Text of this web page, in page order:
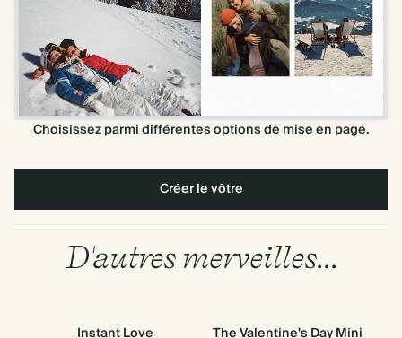
Choisissez parmi différentes options de mise en page.
Créer le vôtre
D'autres merveilles...
Instant Love
The Valentine's Day Mini